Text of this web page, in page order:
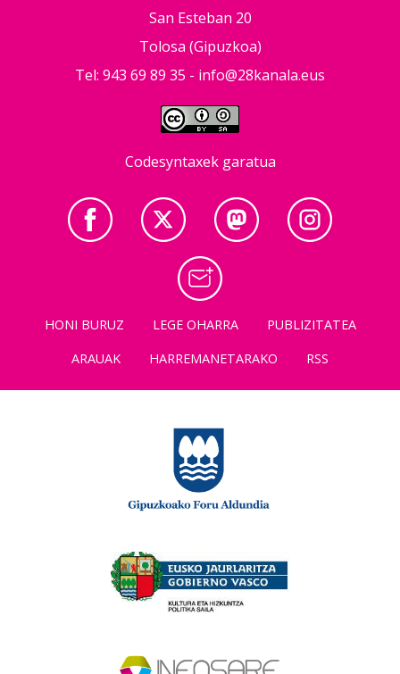
San Esteban 20
Tolosa (Gipuzkoa)
Tel: 943 69 89 35 - info@28kanala.eus
Codesyntaxek garatua
HONI BURUZ LEGE OHARRA
PUBLIZITATEA
ARAUAK
HARREMANETARAKO RSS